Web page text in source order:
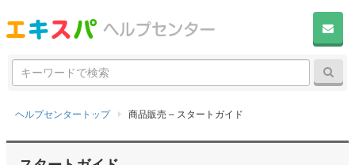
索:
ヘルプセンタートップ 商品販売 – スタートガイド